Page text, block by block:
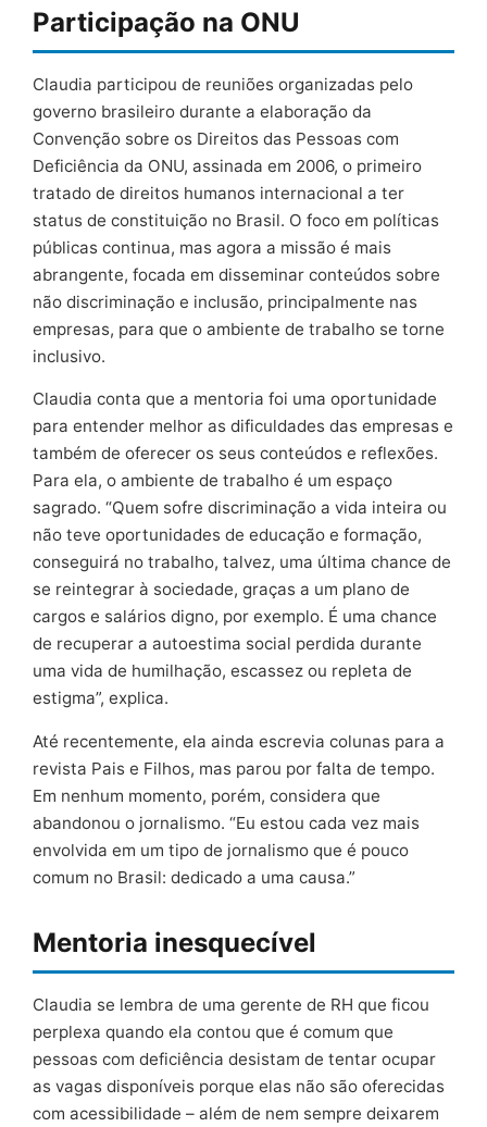
Participação na ONU
Claudia participou de reuniões organizadas pelo
governo brasileiro durante a elaboração da
Convenção sobre os Direitos das Pessoas com
Deficiência da ONU, assinada em 2006, o primeiro
tratado de direitos humanos internacional a ter
status de constituição no Brasil. O foco em políticas
públicas continua, mas agora a missão é mais
abrangente, focada em disseminar conteúdos sobre
não discriminação e inclusão, principalmente nas
empresas, para que o ambiente de trabalho se torne
inclusivo.
Claudia conta que a mentoria foi uma oportunidade
para entender melhor as dificuldades das empresas e
também de oferecer os seus conteúdos e reflexões.
Para ela, o ambiente de trabalho é um espaço
sagrado. “Quem sofre discriminação a vida inteira ou
não teve oportunidades de educação e formação,
conseguirá no trabalho, talvez, uma última chance de
se reintegrar à sociedade, graças a um plano de
cargos e salários digno, por exemplo. É uma chance
de recuperar a autoestima social perdida durante
uma vida de humilhação, escassez ou repleta de
estigma”, explica.
Até recentemente, ela ainda escrevia colunas para a
revista Pais e Filhos, mas parou por falta de tempo.
Em nenhum momento, porém, considera que
abandonou o jornalismo. “Eu estou cada vez mais
envolvida em um tipo de jornalismo que é pouco
comum no Brasil: dedicado a uma causa.”
Mentoria inesquecível
Claudia se lembra de uma gerente de RH que ficou
perplexa quando ela contou que é comum que
pessoas com deficiência desistam de tentar ocupar
as vagas disponíveis porque elas não são oferecidas
com acessibilidade – além de nem sempre deixarem